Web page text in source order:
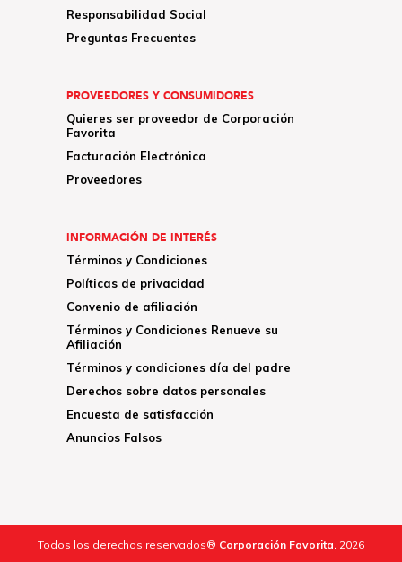
Responsabilidad Social
Preguntas Frecuentes
PROVEEDORES Y CONSUMIDORES
Quieres ser proveedor de Corporación
Favorita
Facturación Electrónica
Proveedores
INFORMACIÓN DE INTERÉS
Términos y Condiciones
Políticas de privacidad
Convenio de afiliación
Términos y Condiciones Renueve su
Afiliación
Términos y condiciones día del padre
Derechos sobre datos personales
Encuesta de satisfacción
Anuncios Falsos
Todos los derechos reservados® Corporación Favorita. 2026